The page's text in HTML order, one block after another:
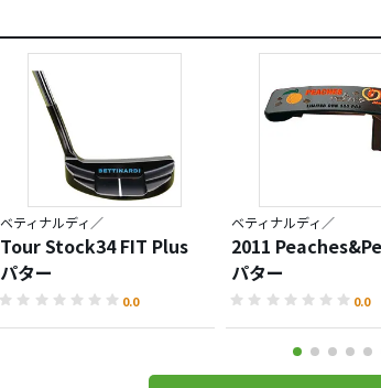
ベティナルディ／
Tour Stock34 FIT Plus
パター
0.0
ベティナルディ／
2011
パター
0.0